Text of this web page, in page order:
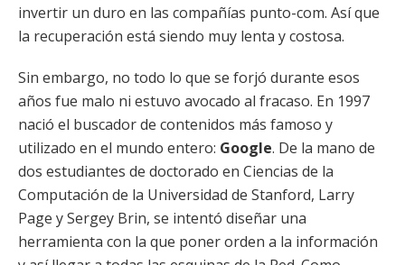
invertir un duro en las compañías punto-com. Así que
la recuperación está siendo muy lenta y costosa.
Sin embargo, no todo lo que se forjó durante esos
años fue malo ni estuvo avocado al fracaso. En 1997
nació el buscador de contenidos más famoso y
utilizado en el mundo entero: Google. De la mano de
dos estudiantes de doctorado en Ciencias de la
Computación de la Universidad de Stanford, Larry
Page y Sergey Brin, se intentó diseñar una
herramienta con la que poner orden a la información